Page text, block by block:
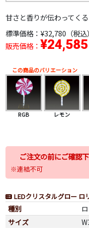
甘さと香りが伝わってく
標準価格： ¥32,780（税込）
販売価格： ¥24,585
この商品のバリエーション
RGB レモン
ご注文の前にご確認
※連結不可
LEDクリスタルグロー ロ
種別
サイズ